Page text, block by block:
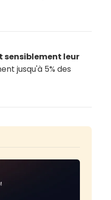
sensiblement leur
jusqu'à 5% des